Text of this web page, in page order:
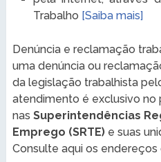
Trabalho [Saiba mais]
Denúncia e reclamação
uma denúncia ou
da legislação trabalhista
atendimento é exclusivo no
nas Superintendências
Emprego (SRTE)e suas
Consulte aqui os